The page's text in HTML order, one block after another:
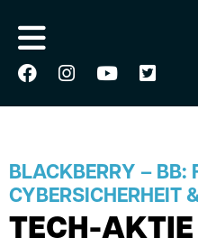
BLACKBERRY – BB:
CYBERSICHERHEIT
TECH-